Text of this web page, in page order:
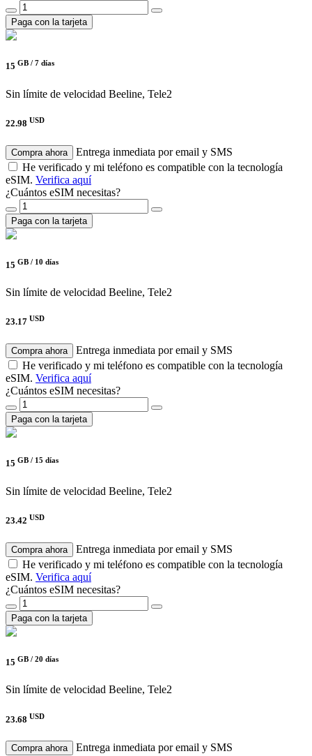
Paga con la tarjeta
15 GB / 7 días
Sin límite de velocidad Beeline, Tele2
22.98 USD
Compra ahora
Entrega inmediata por email y SMS
He verificado y mi teléfono es compatible con la tecnología
eSIM. Verifica aquí
¿Cuántos eSIM necesitas?
Paga con la tarjeta
15 GB / 10 días
Sin límite de velocidad Beeline, Tele2
23.17 USD
Compra ahora
Entrega inmediata por email y SMS
He verificado y mi teléfono es compatible con la tecnología
eSIM. Verifica aquí
¿Cuántos eSIM necesitas?
Paga con la tarjeta
15 GB / 15 días
Sin límite de velocidad Beeline, Tele2
23.42 USD
Compra ahora
Entrega inmediata por email y SMS
He verificado y mi teléfono es compatible con la tecnología
eSIM. Verifica aquí
¿Cuántos eSIM necesitas?
Paga con la tarjeta
15 GB / 20 días
Sin límite de velocidad Beeline, Tele2
23.68 USD
Compra ahora
Entrega inmediata por email y SMS